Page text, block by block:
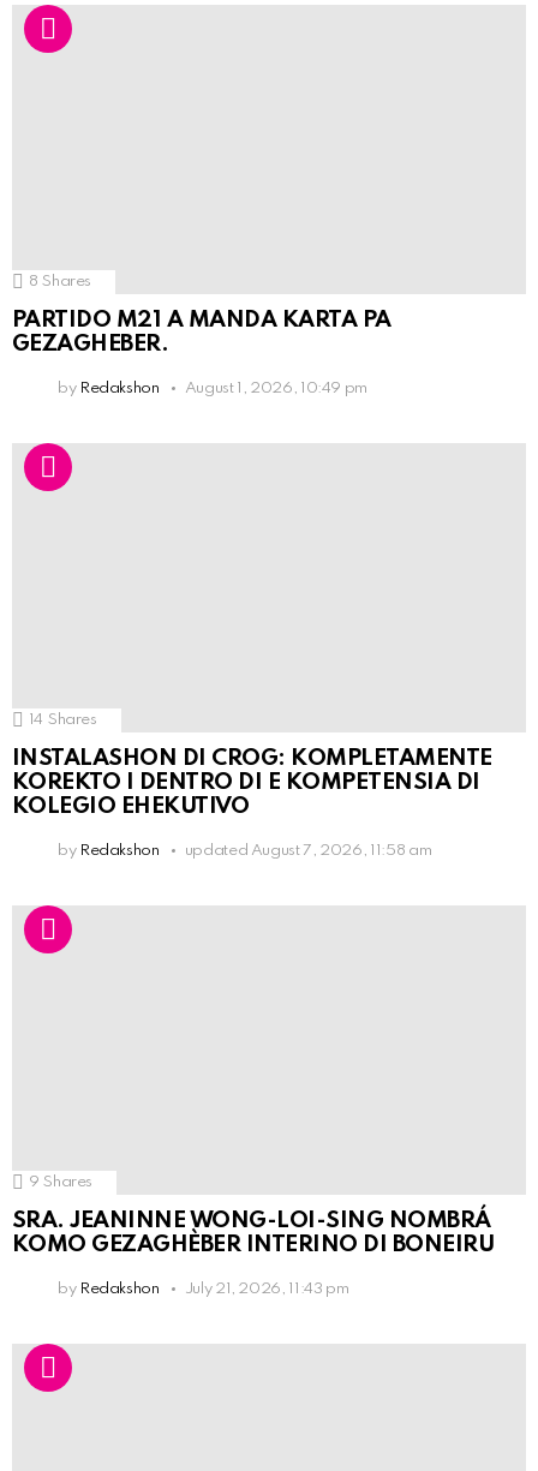
8 Shares
PARTIDO M21 A MANDA KARTA PA
GEZAGHEBER.
by Redakshon August 1, 2026, 10:49 pm
14 Shares
INSTALASHON DI CROG: KOMPLETAMENTE
KOREKTO I DENTRO DI E KOMPETENSIA DI
KOLEGIO EHEKUTIVO
by Redakshon updated August 7, 2026, 11:58 am
9 Shares
SRA. JEANINNE WONG-LOI-SING NOMBRÁ
KOMO GEZAGHÈBER INTERINO DI BONEIRU
by Redakshon July 21, 2026, 11:43 pm